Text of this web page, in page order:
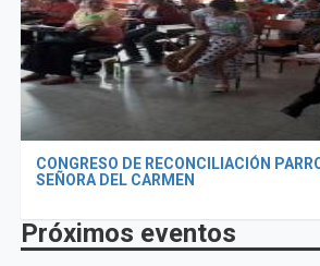
CONGRESO DE RECONCILIACIÓN
SEÑORA DEL CARMEN
Próximos eventos